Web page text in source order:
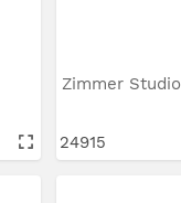
Zimmer Studio
24915